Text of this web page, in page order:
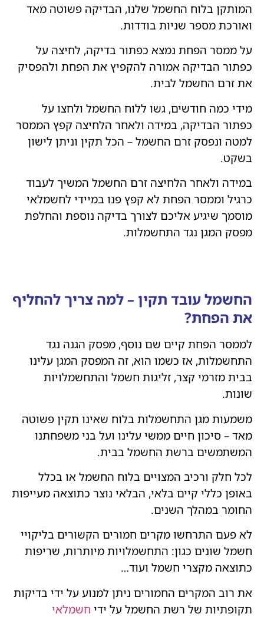
המותקן בלוח החשמל שלנו, הבדיקה פשוטה מאד
ואורכת מספר שניות בודדות.
על ממסר הפחת נמצא כפתור בדיקה, לחיצה על
כפתור הבדיקה אמורה להקפיץ את הפחת ולהפסיק
את זרם החשמל לבית.
מידי כמה חודשים, גשו ללוח החשמל ולחצו על
כפתור הבדיקה, במידה ולאחר הלחיצה קפץ הממסר
למטה ונפסק זרם החשמל – הכל תקין וניתן לישון
בשקט.
במידה ולאחר הלחיצה זרם החשמל המשיך לעבוד
כרגיל וממסר הפחת לא קפץ פנו במיידי לחשמלאי
מוסמך שיגיע אליכם לצורך בדיקה נוספת והחלפת
מפסק המגן נגד התחשמלות.
החשמל עובד תקין – למה צריך להחליף
את הפחת?
לממסר הפחת קיים שם נוסף, מפסק הגנה נגד
התחשמלות, אז כשמו הוא, זה המפסק המגן עלינו
בבית מזרמי קצר, זליגות חשמל והתחשמלויות
שונות.
משמעות מגן התחשמלות בלוח שאינו תקין פשוטה
מאד – סיכון חיים ממשי עלינו ועל בני משפחתנו
המשתמשים ברשת החשמל בבית.
לכל חלק ורכיב המצויים בלוח החשמל או בכלל
באופן כללי קיים בלאי, הבלאי נוצר כתוצאה מעייפות
החומר במהלך השנים.
לא פעם התרחשו מקרים חמורים הקשורים בליקויי
חשמל שונים כגון: התחשמלויות מיותרות, שריפות
כתוצאה מקצרי חשמל ועוד…
את רוב המקרים החמורים ניתן למנוע על ידי בדיקות
תקופתיות של רשת החשמל על ידי חשמלאי